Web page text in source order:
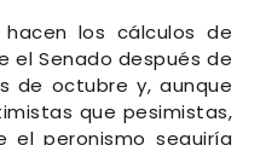
los cálculos de
el Senado después de
de octubre y, aunque
que pesimistas,
el peronismo seguiría